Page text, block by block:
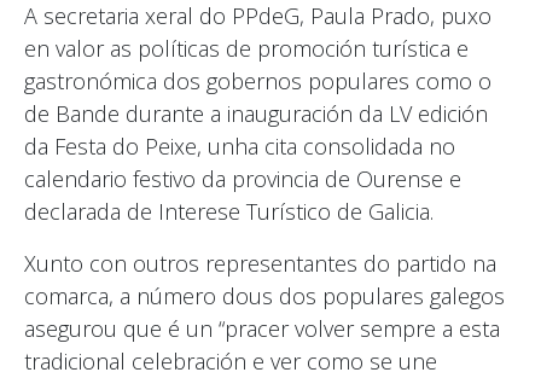
A secretaria xeral do PPdeG, Paula Prado, puxo
en valor as políticas de promoción turística e
gastronómica dos gobernos populares como o
de Bande durante a inauguración da LV edición
da Festa do Peixe, unha cita consolidada no
calendario festivo da provincia de Ourense e
declarada de Interese Turístico de Galicia.
Xunto con outros representantes do partido na
comarca, a número dous dos populares galegos
asegurou que é un “pracer volver sempre a esta
tradicional celebración e ver como se une